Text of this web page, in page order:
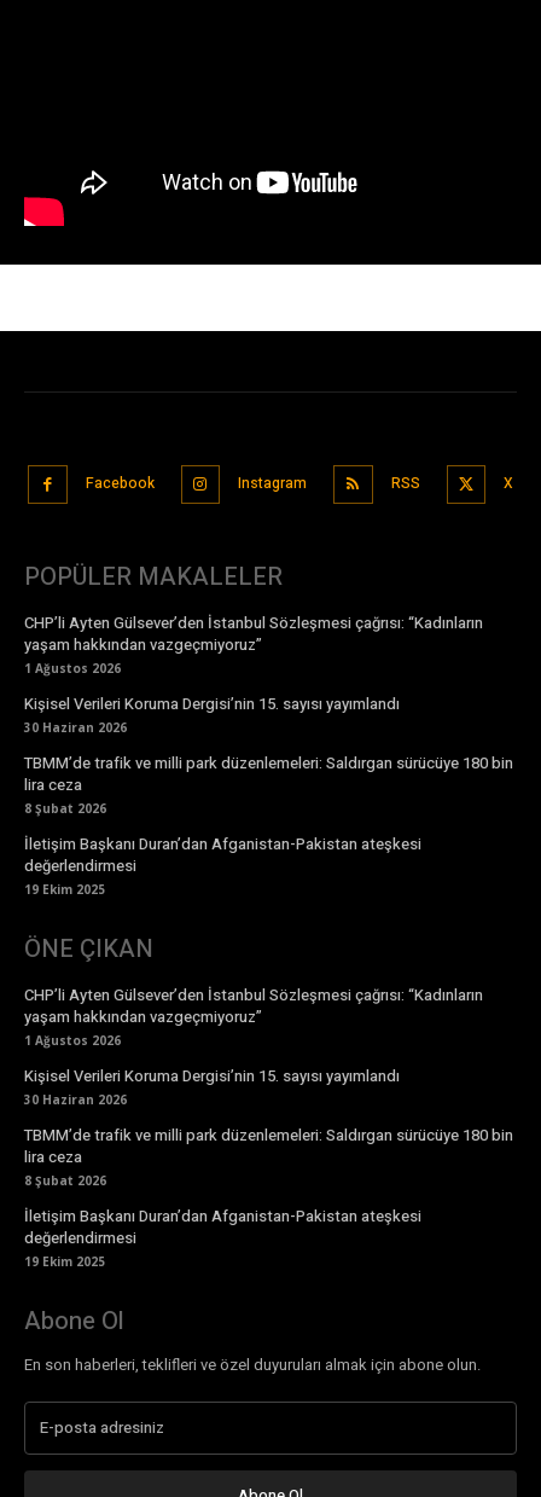
Facebook Instagram RSS X
POPÜLER MAKALELER
CHP’li Ayten Gülsever’den İstanbul Sözleşmesi çağrısı: “Kadınların
yaşam hakkından vazgeçmiyoruz”
1 Ağustos 2026
Kişisel Verileri Koruma Dergisi’nin 15. sayısı yayımlandı
30 Haziran 2026
TBMM’de trafik ve milli park düzenlemeleri: Saldırgan sürücüye 180 bin
lira ceza
8 Şubat 2026
İletişim Başkanı Duran’dan Afganistan-Pakistan ateşkesi
değerlendirmesi
19 Ekim 2025
ÖNE ÇIKAN
CHP’li Ayten Gülsever’den İstanbul Sözleşmesi çağrısı: “Kadınların
yaşam hakkından vazgeçmiyoruz”
1 Ağustos 2026
Kişisel Verileri Koruma Dergisi’nin 15. sayısı yayımlandı
30 Haziran 2026
TBMM’de trafik ve milli park düzenlemeleri: Saldırgan sürücüye 180 bin
lira ceza
8 Şubat 2026
İletişim Başkanı Duran’dan Afganistan-Pakistan ateşkesi
değerlendirmesi
19 Ekim 2025
Abone Ol
En son haberleri, teklifleri ve özel duyuruları almak için abone olun.